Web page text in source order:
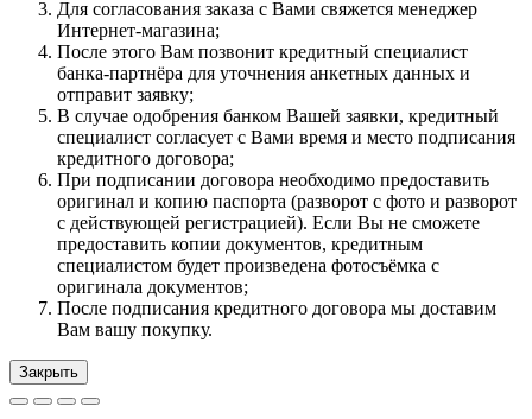
Для согласования заказа с Вами свяжется менеджер
Интернет-магазина;
После этого Вам позвонит кредитный специалист
банка-партнёра для уточнения анкетных данных и
отправит заявку;
В случае одобрения банком Вашей заявки, кредитный
специалист согласует с Вами время и место подписания
кредитного договора;
При подписании договора необходимо предоставить
оригинал и копию паспорта (разворот с фото и разворот
с действующей регистрацией). Если Вы не сможете
предоставить копии документов, кредитным
специалистом будет произведена фотосъёмка с
оригинала документов;
После подписания кредитного договора мы доставим
Вам вашу покупку.
Закрыть